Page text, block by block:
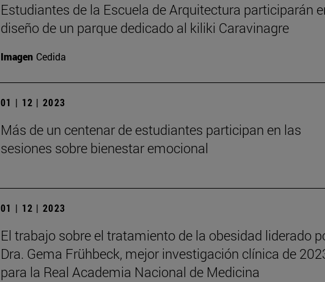
Estudiantes de la Escuela de Arquitectura participarán
diseño de un parque dedicado al kiliki Caravinagre
Imagen Cedida
01 | 12 | 2023
Más de un centenar de estudiantes participan en las
sesiones sobre bienestar emocional
01 | 12 | 2023
El trabajo sobre el tratamiento de la obesidad liderado
Dra. Gema Frühbeck, mejor investigación clínica de
para la Real Academia Nacional de Medicina